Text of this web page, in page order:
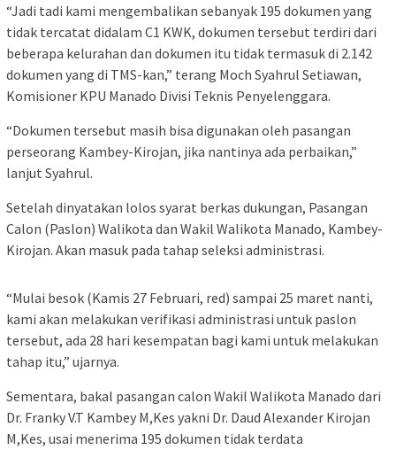
“Jadi tadi kami mengembalikan sebanyak 195 dokumen yang
tidak tercatat didalam C1 KWK, dokumen tersebut terdiri dari
beberapa kelurahan dan dokumen itu tidak termasuk di 2.142
dokumen yang di TMS-kan,” terang Moch Syahrul Setiawan,
Komisioner KPU Manado Divisi Teknis Penyelenggara.
“Dokumen tersebut masih bisa digunakan oleh pasangan
perseorang Kambey-Kirojan, jika nantinya ada perbaikan,”
lanjut Syahrul.
Setelah dinyatakan lolos syarat berkas dukungan, Pasangan
Calon (Paslon) Walikota dan Wakil Walikota Manado, Kambey-
Kirojan. Akan masuk pada tahap seleksi administrasi.
“Mulai besok (Kamis 27 Februari, red) sampai 25 maret nanti,
kami akan melakukan verifikasi administrasi untuk paslon
tersebut, ada 28 hari kesempatan bagi kami untuk melakukan
tahap itu,” ujarnya.
Sementara, bakal pasangan calon Wakil Walikota Manado dari
Dr. Franky V.T Kambey M,Kes yakni Dr. Daud Alexander Kirojan
M,Kes, usai menerima 195 dokumen tidak terdata